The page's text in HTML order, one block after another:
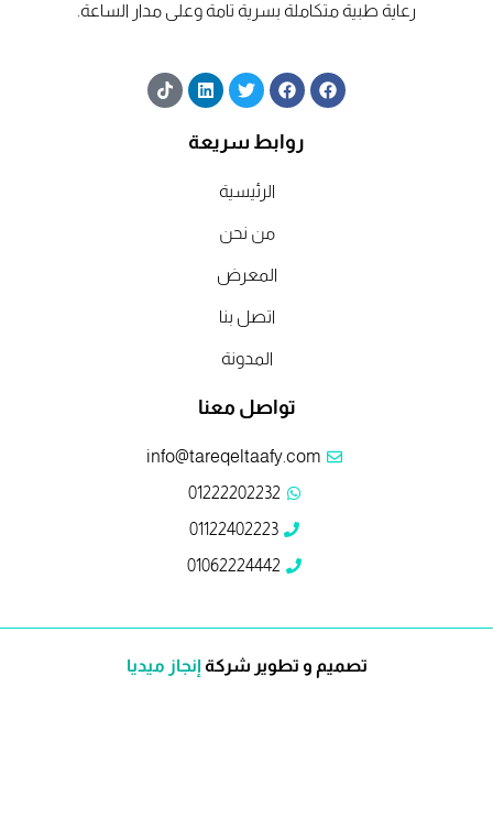
رعاية طبية متكاملة بسرية تامة وعلى مدار الساعة.
F
a
F
a
e
b
T
w
t
r
L
i
k
e
T
i
روابط سريعة
الرئيسية
من نحن
المعرض
اتصل بنا
المدونة
تواصل معنا
info@tareqeltaafy.com
01222202232
01122402223
01062224442
تصميم و تطوير شركةإنجاز ميديا